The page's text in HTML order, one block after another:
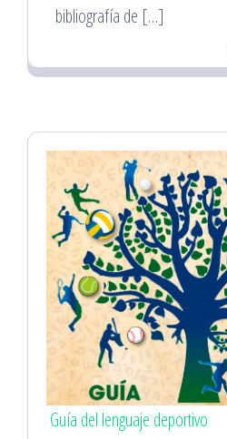
bibliografía de […]
Guía del lenguaje deportivo